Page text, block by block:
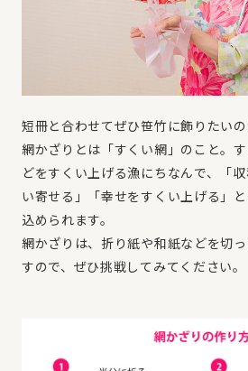
短冊と合わせてぜひ笹竹に飾りたいの
網かざりとは「すくい網」のこと。
どをすくい上げる漁にちなんで、「
い寄せる」「幸せをすくい上げる」
込められます。
網かざりは、折り紙や和紙などを切
すので、ぜひ挑戦してみてください。